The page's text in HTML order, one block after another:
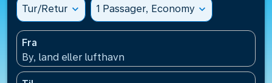
Tur/Retur expand_more 1 Passager, Economy expand_more
Fra
By, land eller lufthavn